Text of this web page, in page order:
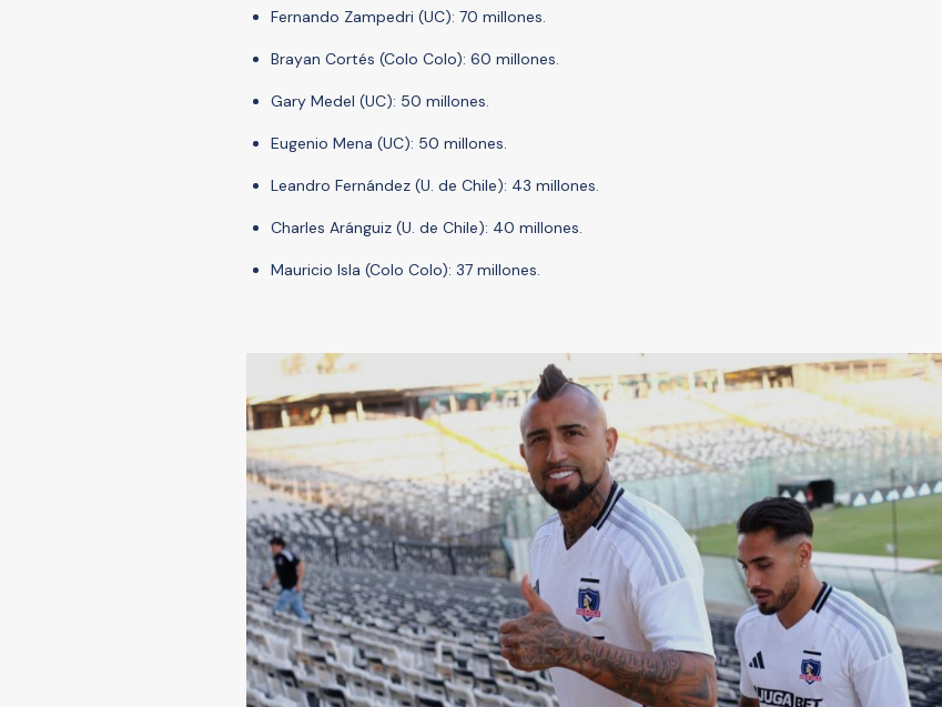
Fernando Zampedri (UC): 70 millones.
Brayan Cortés (Colo Colo): 60 millones.
Gary Medel (UC): 50 millones.
Eugenio Mena (UC): 50 millones.
Leandro Fernández (U. de Chile): 43 millones.
Charles Aránguiz (U. de Chile): 40 millones.
Mauricio Isla (Colo Colo): 37 millones.